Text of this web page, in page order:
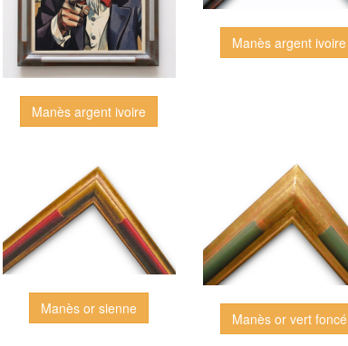
Manès argent ivoire
Manès argent ivoire
Manès or sienne
Manès or vert foncé